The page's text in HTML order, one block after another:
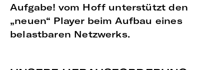
Aufgabe! vom Hoff unterstützt den
„neuen“ Player beim Aufbau eines
belastbaren Netzwerks.